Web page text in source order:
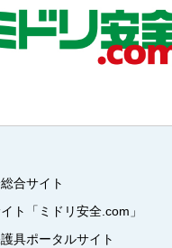
合サイト
ト「ミドリ安全.com」
具ポータルサイト